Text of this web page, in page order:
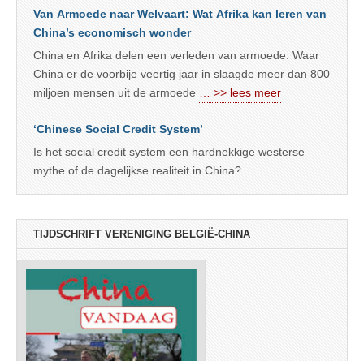
Van Armoede naar Welvaart: Wat Afrika kan leren van
China’s economisch wonder
China en Afrika delen een verleden van armoede. Waar
China er de voorbije veertig jaar in slaagde meer dan 800
miljoen mensen uit de armoede
… >> lees meer
‘Chinese Social Credit System’
Is het social credit system een hardnekkige westerse
mythe of de dagelijkse realiteit in China?
TIJDSCHRIFT VERENIGING BELGIË-CHINA